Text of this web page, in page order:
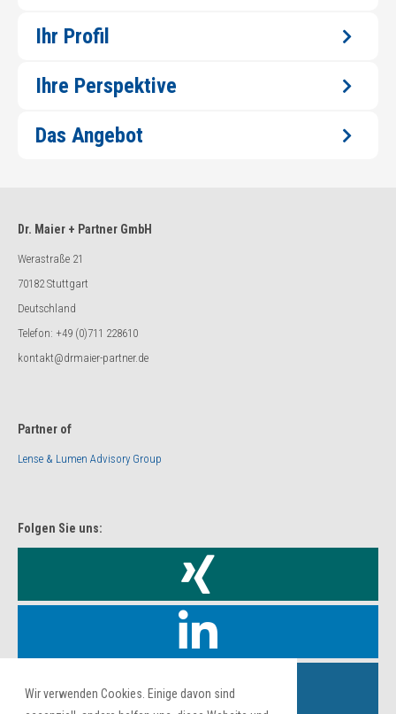
Wir verwenden Cookies. Einige davon sind
Ihr Profil
Ihre Perspektive
Das Angebot
Dr. Maier + Partner GmbH
Werastraße 21
70182 Stuttgart
Deutschland
Telefon: +49 (0)711 228610
kontakt@drmaier-partner.de
Partner of
Lense & Lumen Advisory Group
Folgen Sie uns: